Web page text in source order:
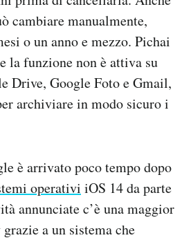
cambiare manualmente,
o un anno e mezzo. Pichai
la funzione non è attiva su
Drive, Google Foto e Gmail,
archiviare in modo sicuro i
è arrivato poco tempo dopo
operativi iOS 14 da parte
annunciate c’è una maggior
a un sistema che